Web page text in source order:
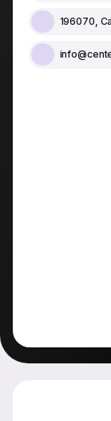
196070,